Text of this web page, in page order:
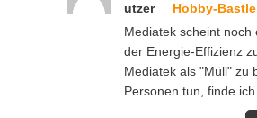
utzer__ Hobby-
Mediatek scheint noch
der Energie-Effizienz
Mediatek als "Müll" zu
Personen tun, finde